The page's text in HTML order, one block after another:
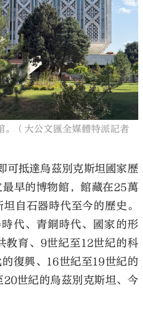
。（大公文匯全媒體特派記者
可抵達烏茲別克斯坦國家歷
早的博物館，館藏在25萬
自石器時代至今的歷史。
代、青銅時代、國家的形
教育、9世紀至12世紀的科
復興、16世紀至19世紀的
世紀的烏茲別克斯坦、今